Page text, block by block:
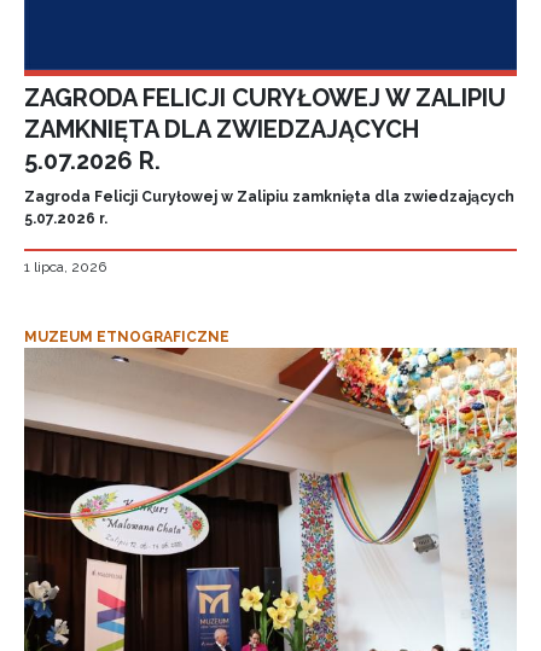
ZAGRODA FELICJI CURYŁOWEJ W ZALIPIU
ZAMKNIĘTA DLA ZWIEDZAJĄCYCH
5.07.2026 R.
Zagroda Felicji Curyłowej w Zalipiu zamknięta dla zwiedzających
5.07.2026 r.
1 lipca, 2026
MUZEUM ETNOGRAFICZNE